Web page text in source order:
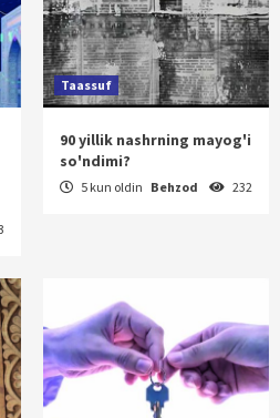
Taassuf
90 yillik nashrning mayog'i
so'ndimi?
5 kun oldin Behzod 232